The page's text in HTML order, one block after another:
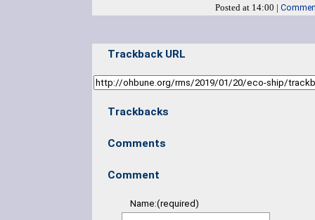
Posted at 14:00 |
Trackback URL
Trackbacks
Comments
Comment
Name:(required)